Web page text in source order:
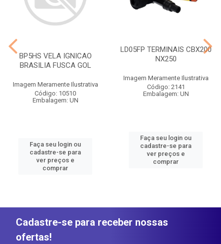
BP5HS VELA IGNICAO
BRASILIA FUSCA GOL
Imagem Meramente Ilustrativa
Código: 10510
Embalagem: UN
Faça seu login ou
cadastre-se para
ver preços e
comprar
LD05FP TERMINAIS CBX200
NX250
Imagem Meramente Ilustrativa
Código: 2141
Embalagem: UN
Faça seu login ou
cadastre-se para
ver preços e
comprar
Cadastre-se para receber nossas
ofertas!